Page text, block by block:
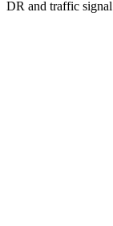
DR and traffic